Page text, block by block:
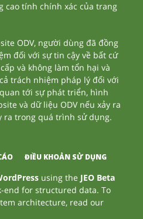
cao tính chính xác của trang
ODV, người dùng đã đồng
đối với sự tin cậy về bất cứ
và không làm tổn hại và
trách nhiệm pháp lý đối với
tới sự phát triển, hình
và dữ liệu ODV nếu xảy ra
ra trong quá trình sử dụng.
ĐIỀU KHOẢN SỬ DỤNG
using the JEO Beta
end for structured data. To
architecture, read our